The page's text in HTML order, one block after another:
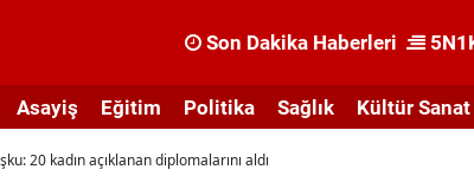
Son Dakika Haberleri
Asayiş Eğitim Politika Sağlık Kültür Sanat
20 kadın açıklanan diplomalarını aldı